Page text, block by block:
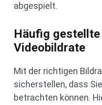
abgespielt.
Häufig gestellte
Videobildrate
Mit der richtigen
sicherstellen, dass
betrachten können.